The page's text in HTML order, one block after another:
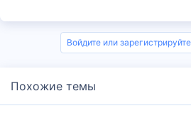
Войдите или
Похожие темы